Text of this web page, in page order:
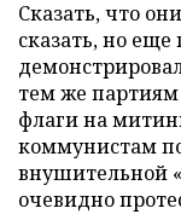
Сказать, что
сказать, но
тем же партиям
флаги на
коммунистам
внушительной
очевидно